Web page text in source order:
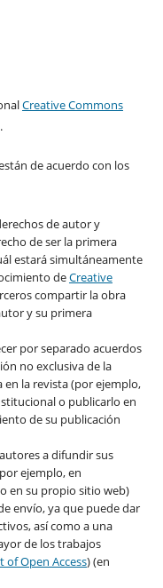
Creative Commons
.
de acuerdo con los
de autor y
de ser la primera
estará simultáneamente
deCreative
compartir la obra
y su primera
por separado acuerdos
no exclusiva de la
la revista (por ejemplo,
o publicarlo en
de su publicación
a difundir sus
ejemplo, en
en su propio sitio web)
envío, ya que puede dar
así como a una
de los trabajos
of Open Access) (en